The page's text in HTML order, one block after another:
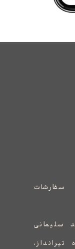
سلیمانی